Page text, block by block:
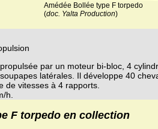
Amédée Bollée type F torpedo
(doc. Yalta Production)
par un moteur bi-bloc, 4
latérales. Il développe 40
de vitesses à 4 rapports.
h.
F torpedo en collection